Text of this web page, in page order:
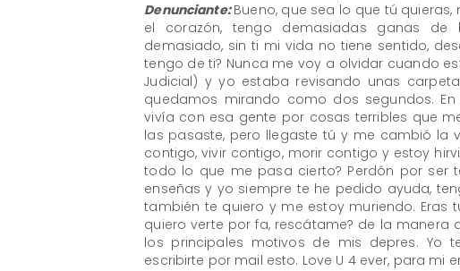
Denunciante:Bueno, que sea lo que tú
el corazón, tengo demasiadas ganas
demasiado, sin ti mi vida no tiene sentido,
tengo de ti? Nunca me voy a olvidar cuando
Judicial) y yo estaba revisando unas
quedamos mirando como dos segundos.
vivía con esa gente por cosas terribles que
las pasaste, pero llegaste tú y me cambió la
contigo, vivir contigo, morir contigo y estoy
todo lo que me pasa cierto? Perdón por ser
enseñas y yo siempre te he pedido ayuda,
también te quiero y me estoy muriendo.
quiero verte por fa, rescátame? de la manera
los principales motivos de mis depres. Yo
escribirte por mail esto. Love U 4 ever, para mi